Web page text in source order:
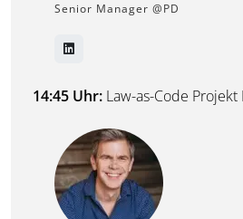
Senior Manager @PD
14:45 Uhr: Law-as-Code